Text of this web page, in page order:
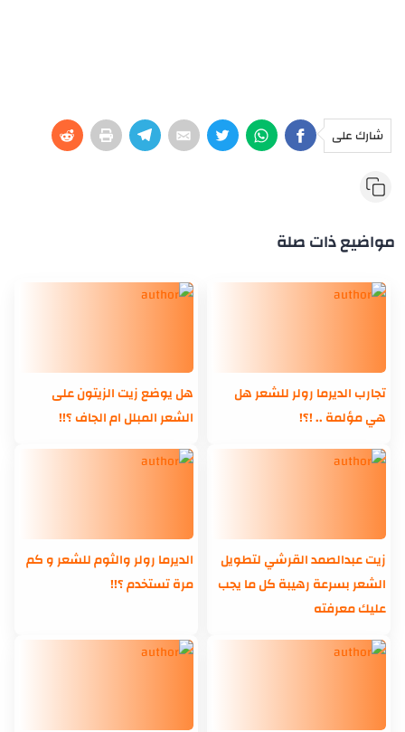
شارك على
مواضيع ذات صلة
تجارب الديرما رولر للشعر هل
هي مؤلمة .. !؟!
هل يوضع زيت الزيتون على
الشعر المبلل ام الجاف ؟!!
زيت عبدالصمد القرشي لتطويل
الشعر بسرعة رهيبة كل ما يجب
عليك معرفته
الديرما رولر والثوم للشعر و كم
مرة تستخدم ؟!!